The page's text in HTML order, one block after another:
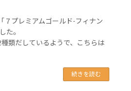
７プレミアムゴールド-フィナン
た。
類だしているようで、こちらは
続きを読む